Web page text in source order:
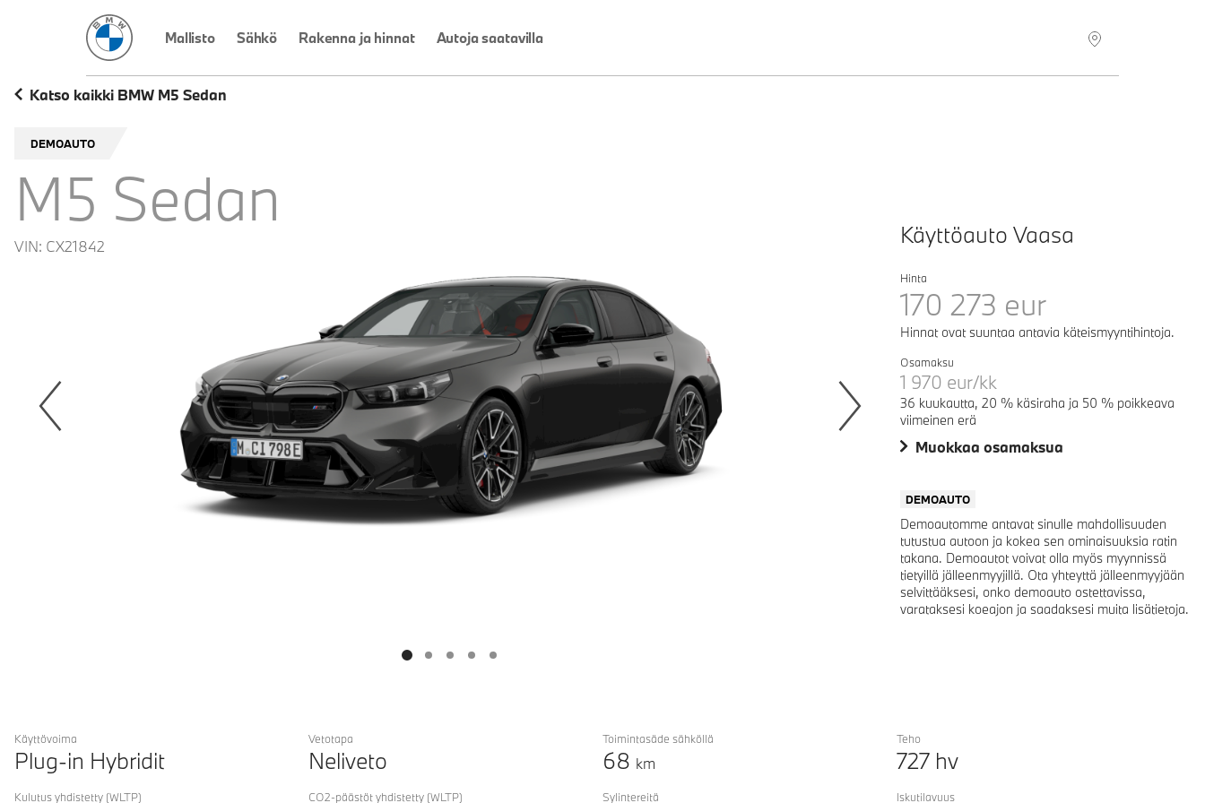
BMW Suomi
Mallisto Sähkö Rakenna ja hinnat Autoja saatavilla
Katso kaikki BMW M5 Sedan
DEMOAUTO
M5 Sedan
VIN: CX21842 Käyttöauto Vaasa
Hinta
170 273 eur
Hinnat ovat suuntaa antavia käteismyyntihintoja.
Osamaksu
1 970 eur/kk
36 kuukautta, 20 % käsiraha ja 50 % poikkeava
viimeinen erä
Muokkaa osamaksua
DEMOAUTO
Demoautomme antavat sinulle mahdollisuuden
tutustua autoon ja kokea sen ominaisuuksia ratin
takana. Demoautot voivat olla myös myynnissä
tietyillä jälleenmyyjillä. Ota yhteyttä jälleenmyyjään
selvittääksesi, onko demoauto ostettavissa,
varataksesi koeajon ja saadaksesi muita lisätietoja.
Käyttövoima
Plug-in Hybridit
Vetotapa
Neliveto
Toimintasäde sähköllä
68 km
Teho
727 hv
Kulutus yhdistetty (WLTP) CO2-päästöt yhdistetty (WLTP) Sylintereitä Iskutilavuus